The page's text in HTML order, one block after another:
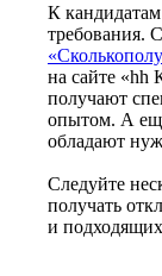
К
требования.
на сайте «hh
получают
опытом. А
обладают
Следуйте
получать
и